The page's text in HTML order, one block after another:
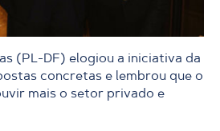
(PL-DF) elogiou a iniciativa da
concretas e lembrou que o
mais o setor privado e